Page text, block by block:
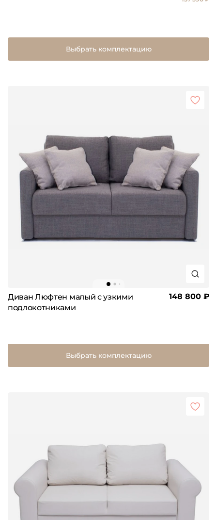
Выбрать комплектацию
Диван Люфтен малый с узкими
подлокотниками
148 800 ₽
Выбрать комплектацию